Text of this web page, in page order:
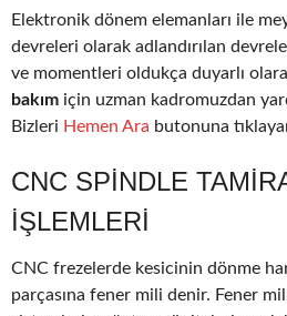
Elektronik dönem elemanları ile
devreleri olarak adlandırılan
ve momentleri oldukça duyarlı
bakım için uzman kadromuzdan
Bizleri Hemen Ara butonuna
CNC SPINDLE
IŞLEMLERI
CNC frezelerde kesicinin dönme
parçasına fener mili denir. Fener